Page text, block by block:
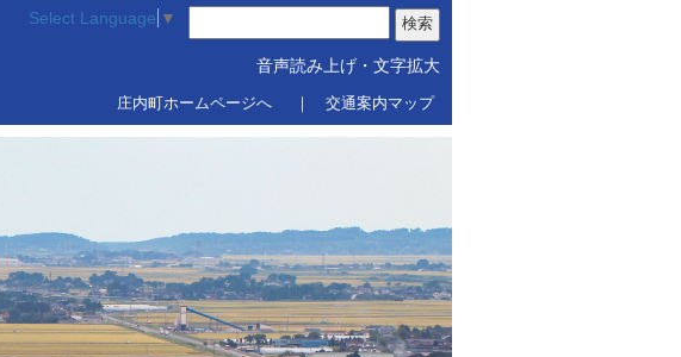
Select Language ▼
音声読み上げ・文字拡大
庄内町ホームページへ ｜ 交通案内マップ